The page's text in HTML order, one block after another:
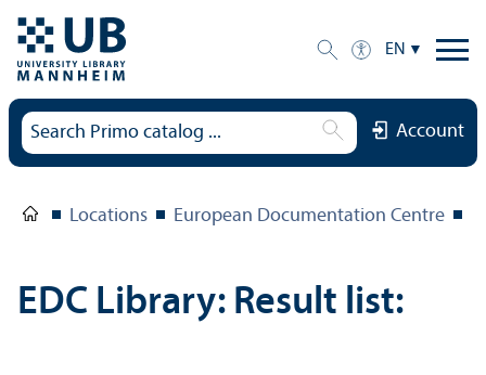
EN
Account
Locations European Documentation Centre
EDC Library: Result list: